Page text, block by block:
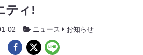
ティ!
02 ニュース お知らせ